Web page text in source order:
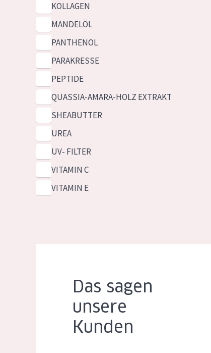
KOLLAGEN
MANDELÖL
PANTHENOL
PARAKRESSE
PEPTIDE
QUASSIA-AMARA-HOLZ EXTRAKT
SHEABUTTER
UREA
UV- FILTER
VITAMIN C
VITAMIN E
Das sagen
unsere
Kunden